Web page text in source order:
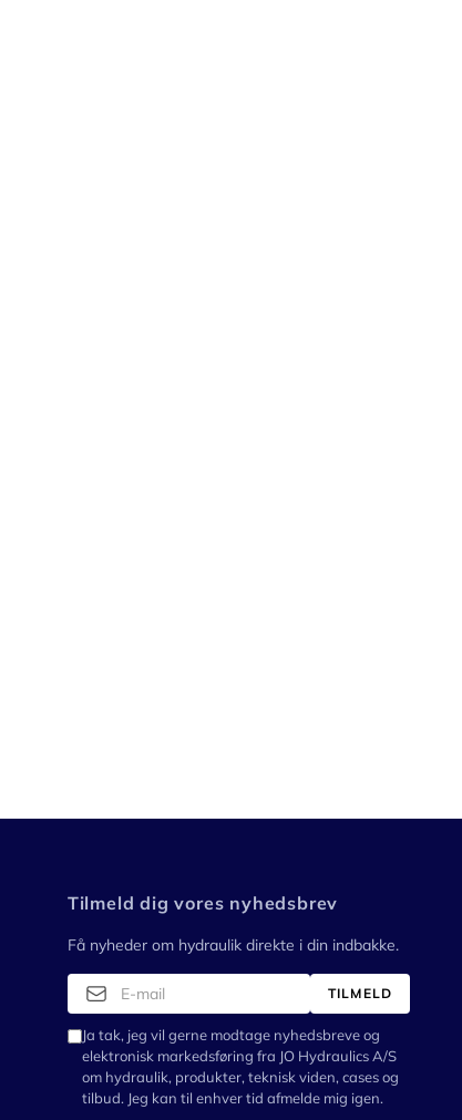
Tilmeld dig vores nyhedsbrev
Få nyheder om hydraulik direkte i din indbakke.
TILMELD
Ja tak, jeg vil gerne modtage nyhedsbreve og
elektronisk markedsføring fra JO Hydraulics A/S
om hydraulik, produkter, teknisk viden, cases og
tilbud. Jeg kan til enhver tid afmelde mig igen.